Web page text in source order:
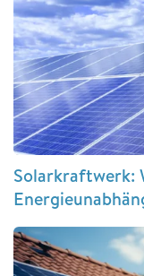
Solarkraftwerk: